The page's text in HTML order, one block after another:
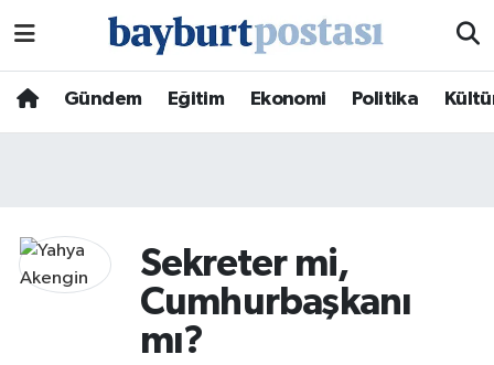
Gündem Eğitim Ekonomi Politika
Sekreter mi,
Cumhurbaşkanı
mı?
Trafik Durumu
Süper Lig Puan Durumu ve Fikstür